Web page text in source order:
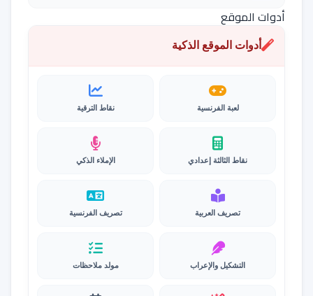
أدوات الموقع
أدوات الموقع الذكية
لعبة الفرنسية نقاط الترقية
نقاط الثالثة إعدادي الإملاء الذكي
تصريف العربية تصريف الفرنسية
التشكيل والإعراب مولد ملاحظات